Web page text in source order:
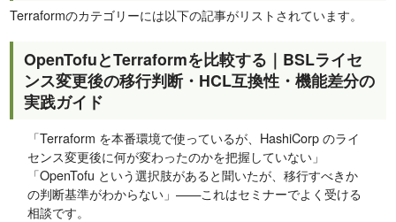
Terraformのカテゴリーには以下の記事がリストされています。
OpenTofuとTerraformを比較する｜BSLライセ
ンス変更後の移行判断・HCL互換性・機能差分の
実践ガイド
「Terraform を本番環境で使っているが、HashiCorp のライ
センス変更後に何が変わったのかを把握していない」
「OpenTofu という選択肢があると聞いたが、移行すべきか
の判断基準がわからない」——これはセミナーでよく受ける
相談です。